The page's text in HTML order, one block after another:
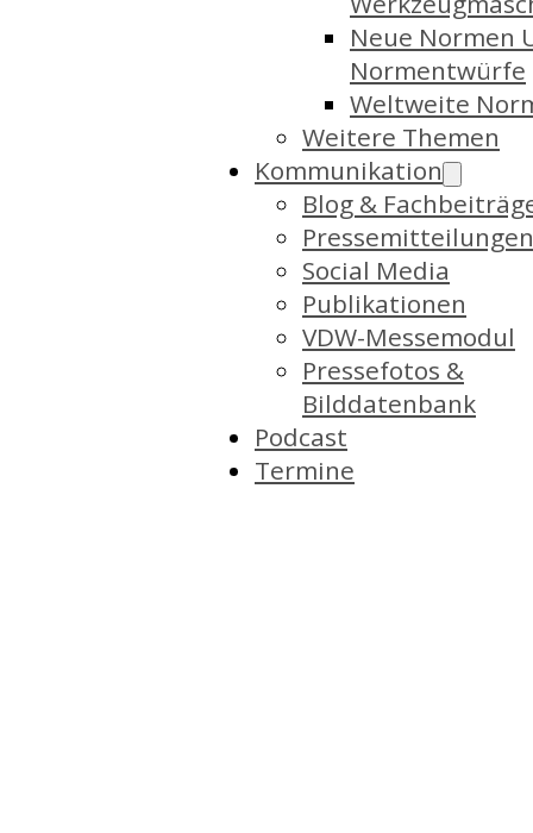
Neue Normen
Normentwürfe
Weltweite
Weitere Themen
Kommunikation
Blog &
Pressemitteilungen
Social Media
Publikationen
VDW-Messemodul
Pressefotos &
Bilddatenbank
Podcast
Termine